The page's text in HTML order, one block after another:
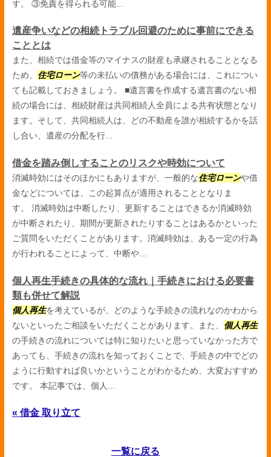
す。 ③免責を得られる可能...
遺産争いなどの相続トラブル回避のために事前にできる
こととは
また、相続では借金等のマイナスの財産も承継されることとなる
ため、 住宅ローン等の未払いの債務がある場合には、これについ
ても記載しておきましょう。 ■遺言書を作成する遺言書のない相
続の場合には、相続財産は共同相続人全員による共有状態となり
ます。そして、共同相続人は、どの不動産を誰が相続するかを話
し合い、遺産の分配を行...
借金を踏み倒しすることのリスクや時効について
消滅時効にはそのほかにもありますが、一般的な住宅ローンや借
金などについては、この起算点が適用されることとなりま
す。 消滅時効は中断したり、更新することはできるか消滅時効
が中断されたり、期間が更新されたりすることはあるかといった
ご質問をいただくことがあります。消滅時効は、ある一定の行為
が行われることによって、中断や...
個人再生手続きの具体的な流れ｜手続きにおける必要書
類も併せて解説
個人再生を考えているが、どのような手続きの流れなのかわから
ないといったご相談をいただくことがあります。また、 個人再生
の手続きの流れについては特に知りたいと思っていなかった方で
あっても、手続きの流れを知っておくことで、手続きの中でどの
ように行動すれば良いかということがわかるため、大変おすすめ
です。 本記事では、個人...
« 借金 取り立て
一覧に戻る